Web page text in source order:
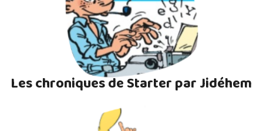
Les chroniques de Starter par Jidéhem